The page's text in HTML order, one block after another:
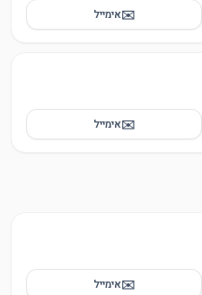
✉️אימייל
✉️אימייל
✉️אימייל